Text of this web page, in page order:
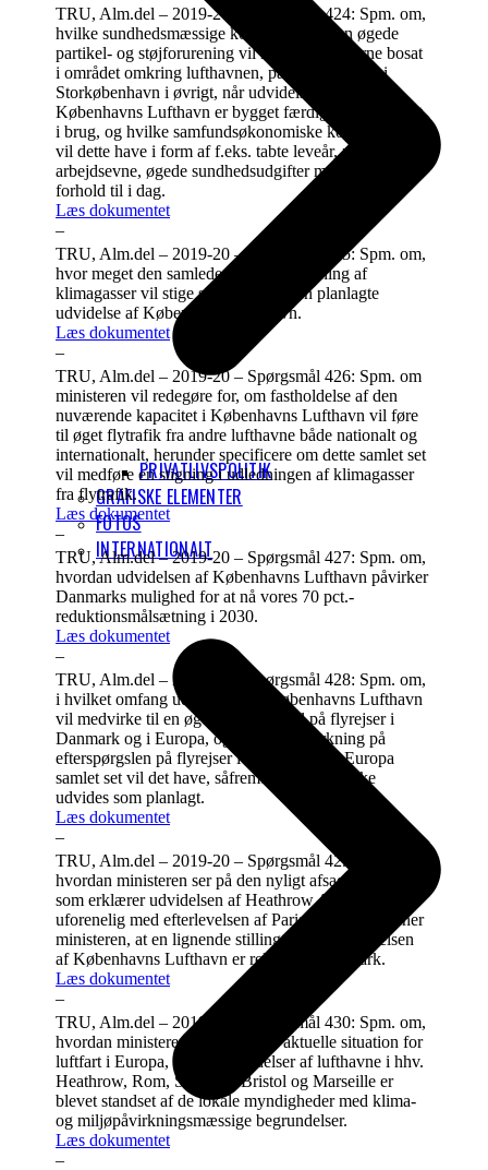
PRIVATLIVSPOLITIK
GRAFISKE ELEMENTER
FOTOS
INTERNATIONALT
TRU, Alm.del – 2019-20 – Spørgsmål 424: Spm. om,
hvilke sundhedsmæssige konsekvenser den øgede
partikel- og støjforurening vil have for borgerne bosat
i området omkring lufthavnen, på Amager samt i
Storkøbenhavn i øvrigt, når udvidelsen af
Københavns Lufthavn er bygget færdig og taget fuldt
i brug, og hvilke samfundsøkonomiske konsekvenser
vil dette have i form af f.eks. tabte leveår, nedsat
arbejdsevne, øgede sundhedsudgifter m.v. set i
forhold til i dag.
Læs dokumentet
–
TRU, Alm.del – 2019-20 – Spørgsmål 425: Spm. om,
hvor meget den samlede globale udledning af
klimagasser vil stige som følge af den planlagte
udvidelse af Københavns Lufthavn.
Læs dokumentet
–
TRU, Alm.del – 2019-20 – Spørgsmål 426: Spm. om
ministeren vil redegøre for, om fastholdelse af den
nuværende kapacitet i Københavns Lufthavn vil føre
til øget flytrafik fra andre lufthavne både nationalt og
internationalt, herunder specificere om dette samlet set
vil medføre en stigning i udledningen af klimagasser
fra flytrafik.
Læs dokumentet
–
TRU, Alm.del – 2019-20 – Spørgsmål 427: Spm. om,
hvordan udvidelsen af Københavns Lufthavn påvirker
Danmarks mulighed for at nå vores 70 pct.-
reduktionsmålsætning i 2030.
Læs dokumentet
–
TRU, Alm.del – 2019-20 – Spørgsmål 428: Spm. om,
i hvilket omfang udvidelsen af Københavns Lufthavn
vil medvirke til en øget efterspørgsel på flyrejser i
Danmark og i Europa, og hvilken påvirkning på
efterspørgslen på flyrejser i Danmark og i Europa
samlet set vil det have, såfremt lufthavnen ikke
udvides som planlagt.
Læs dokumentet
–
TRU, Alm.del – 2019-20 – Spørgsmål 429: Spm. om,
hvordan ministeren ser på den nyligt afsagte dom,
som erklærer udvidelsen af Heathrow Airport
uforenelig med efterlevelsen af Parisaftalen, og mener
ministeren, at en lignende stillingtagen til udvidelsen
af Københavns Lufthavn er relevant i Danmark.
Læs dokumentet
–
TRU, Alm.del – 2019-20 – Spørgsmål 430: Spm. om,
hvordan ministeren vurderer den aktuelle situation for
luftfart i Europa, efter at udvidelser af lufthavne i hhv.
Heathrow, Rom, Stansted, Bristol og Marseille er
blevet standset af de lokale myndigheder med klima-
og miljøpåvirkningsmæssige begrundelser.
Læs dokumentet
–